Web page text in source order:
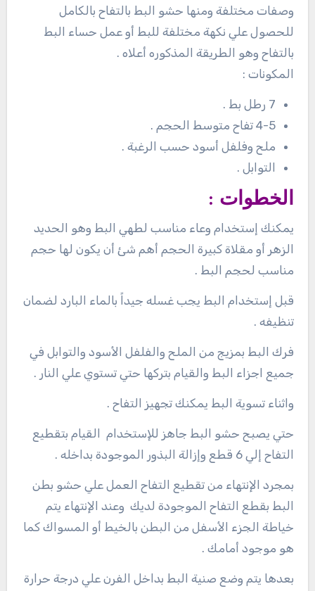
وصفات مختلفة ومنها حشو البط بالتفاح بالكامل
للحصول علي نكهة مختلفة للبط أو عمل حساء البط
بالتفاح وهو الطريقة المذكوره أعلاه .
المكونات :
7 رطل بط .
4-5 تفاح متوسط الحجم .
ملح وفلفل أسود حسب الرغبة .
التوابل .
الخطوات :
يمكنك إستخدام وعاء مناسب لطهي البط وهو الحديد
الزهر أو مقلاة كبيرة الحجم أهم شئ أن يكون لها حجم
مناسب لحجم البط .
قبل إستخدام البط يجب غسله جيداً بالماء البارد لضمان
تنظيفه .
فرك البط بمزيج من الملح والفلفل الأسود والتوابل في
جميع اجزاء البط والقيام بتركها حتي تستوي علي النار .
واثناء تسوية البط يمكنك تجهيز التفاح .
حتي يصبح حشو البط جاهز للإستخدام القيام بتقطيع
التفاح إلي 6 قطع وإزالة البذور الموجودة بداخله .
بمجرد الإنتهاء من تقطيع التفاح العمل علي حشو بطن
البط بقطع التفاح الموجودة لديك وعند الإنتهاء يتم
خياطة الجزء الأسفل من البطن بالخيط أو المسواك كما
هو موجود أمامك .
بعدها يتم وضع صنية البط بداخل الفرن علي درجة حرارة